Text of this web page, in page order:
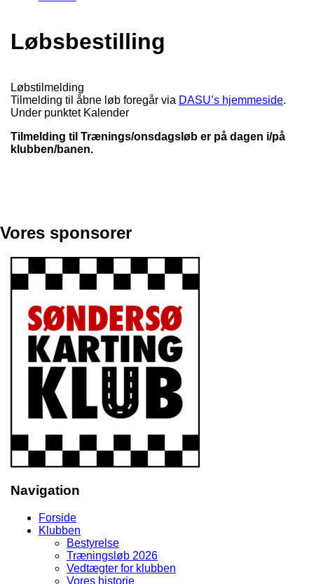
Løbsbestilling
Løbstilmelding
Tilmelding til åbne løb foregår via DASU’s hjemmeside.
Under punktet Kalender
Tilmelding til Trænings/onsdagsløb er på dagen i/på
klubben/banen.
Vores sponsorer
Navigation
Forside
Klubben
Bestyrelse
Træningsløb 2026
Vedtægter for klubben
Vores historie